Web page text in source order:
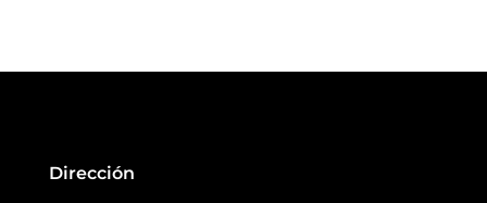
Dirección